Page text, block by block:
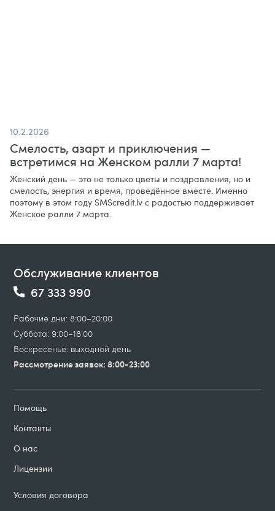
10.2.2026
Смелость, азарт и приключения —
встретимся на Женском ралли 7 марта!
Женский день — это не только цветы и поздравления, но и
смелость, энергия и время, проведённое вместе. Именно
поэтому в этом году SMScredit.lv с радостью поддерживает
Женское ралли 7 марта.
Обслуживание клиентов
67 333 990
Рабочие дни: 8:00–20:00
Суббота: 9:00–18:00
Воскресенье: выходной день
Рассмотрение заявок: 8:00-23:00
Помощь
Контакты
О нас
Лицензии
Условия договорa